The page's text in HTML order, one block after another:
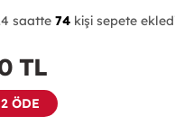
40 76
saatte 29kişi satın aldı
TL
ÖDE